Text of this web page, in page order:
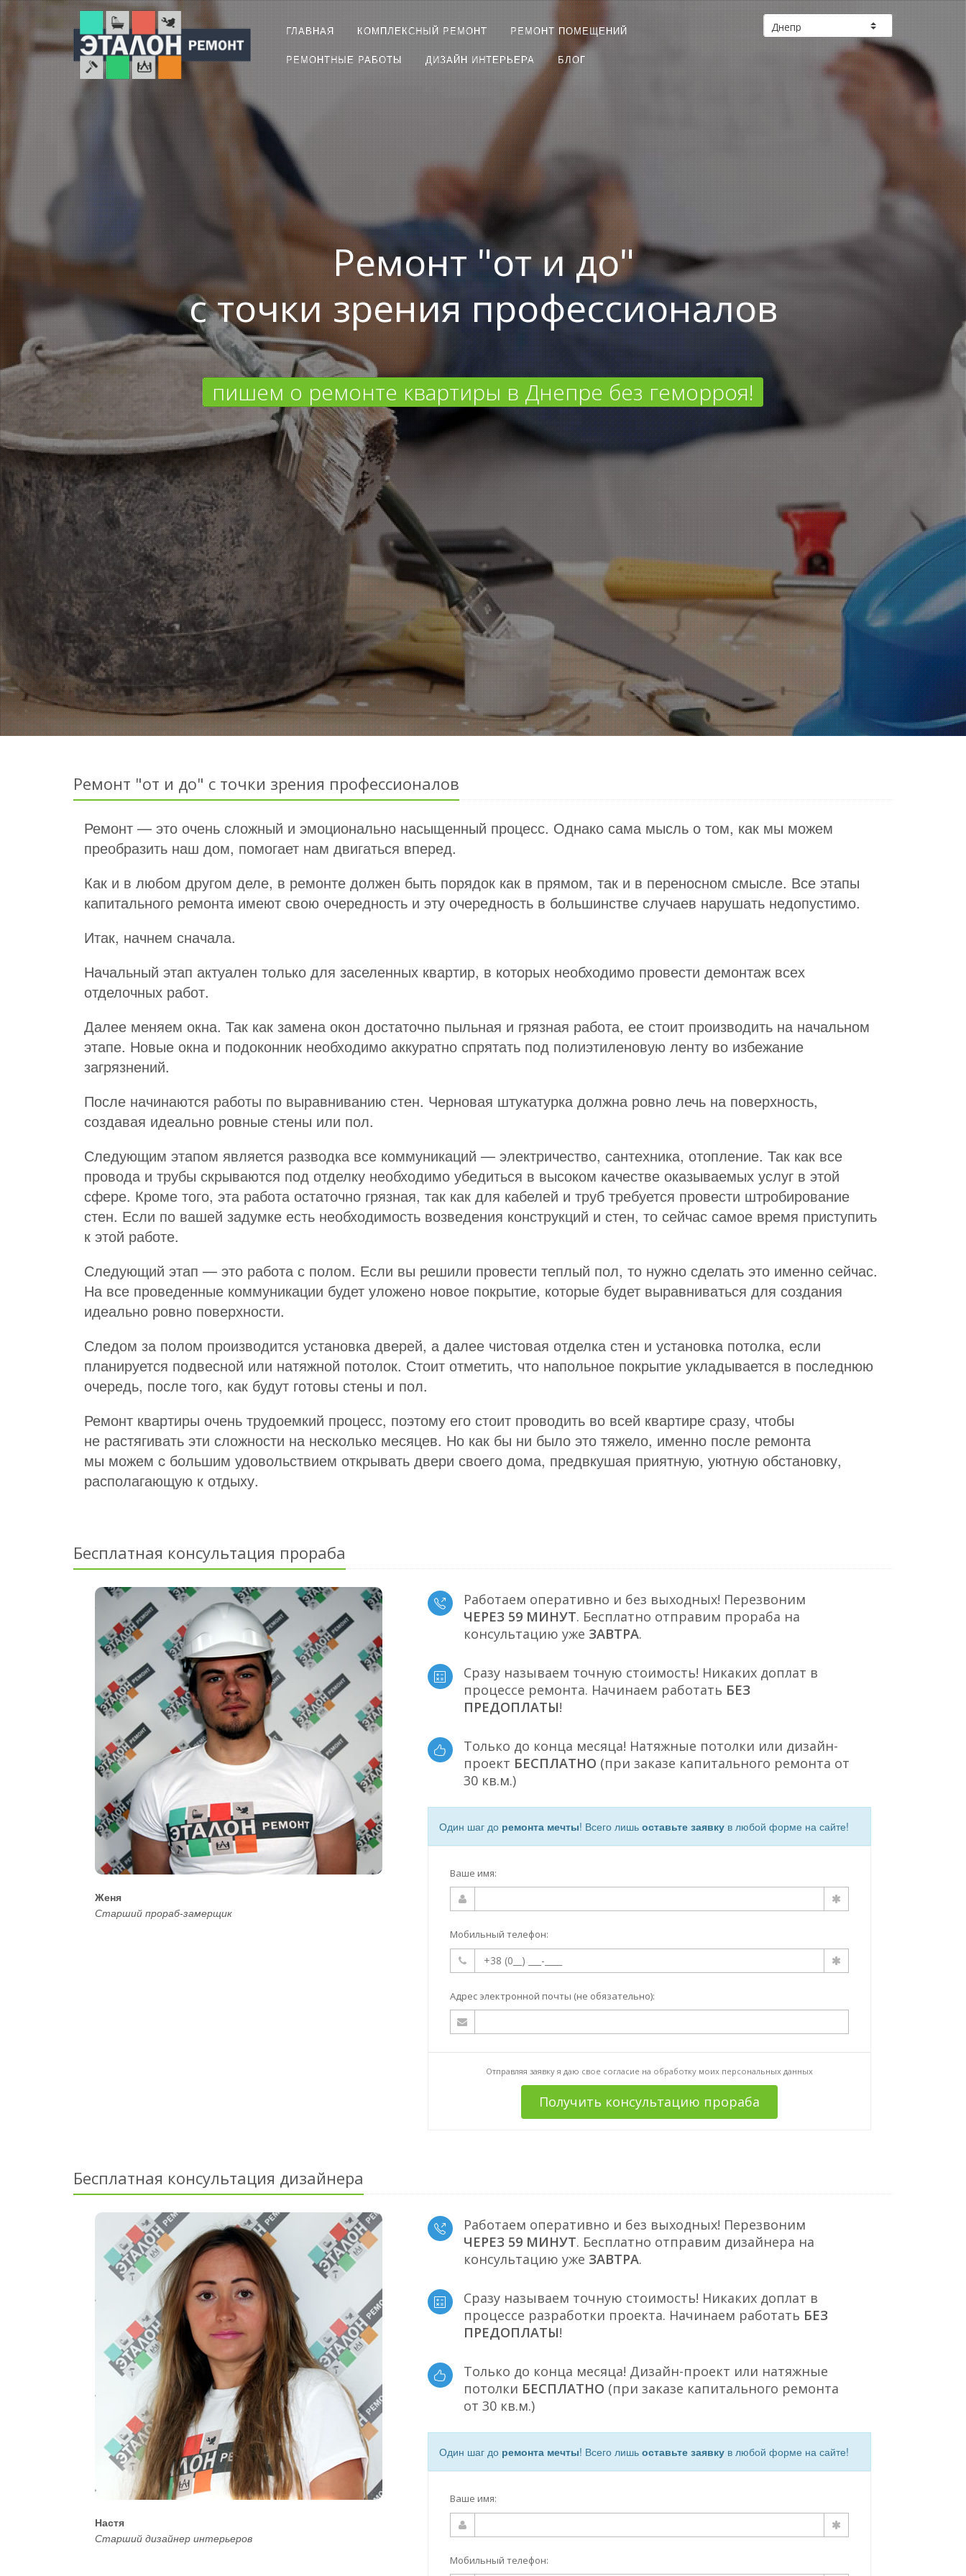
ГЛАВНАЯ КОМПЛЕКСНЫЙ РЕМОНТ РЕМОНТ ПОМЕЩЕНИЙ
РЕМОНТНЫЕ РАБОТЫ ДИЗАЙН ИНТЕРЬЕРА БЛОГ
Ремонт "от и до"
с точки зрения профессионалов
пишем о ремонте квартиры в Днепре без геморроя!
Ремонт "от и до" с точки зрения профессионалов
Ремонт — это очень сложный и эмоционально насыщенный процесс. Однако сама мысль о том, как мы можем
преобразить наш дом, помогает нам двигаться вперед.
Как и в любом другом деле, в ремонте должен быть порядок как в прямом, так и в переносном смысле. Все этапы
капитального ремонта имеют свою очередность и эту очередность в большинстве случаев нарушать недопустимо.
Итак, начнем сначала.
Начальный этап актуален только для заселенных квартир, в которых необходимо провести демонтаж всех
отделочных работ.
Далее меняем окна. Так как замена окон достаточно пыльная и грязная работа, ее стоит производить на начальном
этапе. Новые окна и подоконник необходимо аккуратно спрятать под полиэтиленовую ленту во избежание
загрязнений.
После начинаются работы по выравниванию стен. Черновая штукатурка должна ровно лечь на поверхность,
создавая идеально ровные стены или пол.
Следующим этапом является разводка все коммуникаций — электричество, сантехника, отопление. Так как все
провода и трубы скрываются под отделку необходимо убедиться в высоком качестве оказываемых услуг в этой
сфере. Кроме того, эта работа остаточно грязная, так как для кабелей и труб требуется провести штробирование
стен. Если по вашей задумке есть необходимость возведения конструкций и стен, то сейчас самое время приступить
к этой работе.
Следующий этап — это работа с полом. Если вы решили провести теплый пол, то нужно сделать это именно сейчас.
На все проведенные коммуникации будет уложено новое покрытие, которые будет выравниваться для создания
идеально ровно поверхности.
Следом за полом производится установка дверей, а далее чистовая отделка стен и установка потолка, если
планируется подвесной или натяжной потолок. Стоит отметить, что напольное покрытие укладывается в последнюю
очередь, после того, как будут готовы стены и пол.
Ремонт квартиры очень трудоемкий процесс, поэтому его стоит проводить во всей квартире сразу, чтобы
не растягивать эти сложности на несколько месяцев. Но как бы ни было это тяжело, именно после ремонта
мы можем c большим удовольствием открывать двери своего дома, предвкушая приятную, уютную обстановку,
располагающую к отдыху.
Бесплатная консультация прораба
Женя
Старший прораб-замерщик
Работаем оперативно и без выходных! Перезвоним
ЧЕРЕЗ 59 МИНУТ. Бесплатно отправим прораба на
консультацию уже ЗАВТРА.
Сразу называем точную стоимость! Никаких доплат в
процессе ремонта. Начинаем работать БЕЗ
ПРЕДОПЛАТЫ!
Только до конца месяца! Натяжные потолки или дизайн-
проект БЕСПЛАТНО (при заказе капитального ремонта от
30 кв.м.)
Один шаг до ремонта мечты! Всего лишь оставьте заявкув любой форме на сайте!
Ваше имя:
Мобильный телефон:
Адрес электронной почты (не обязательно):
Отправляя заявку я даю свое согласие на обработку моих персональных данных
Получить консультацию прораба
Бесплатная консультация дизайнера
Настя
Старший дизайнер интерьеров
Работаем оперативно и без выходных! Перезвоним
ЧЕРЕЗ 59 МИНУТ. Бесплатно отправим дизайнера на
консультацию уже ЗАВТРА.
Сразу называем точную стоимость! Никаких доплат в
процессе разработки проекта. Начинаем работать БЕЗ
ПРЕДОПЛАТЫ!
Только до конца месяца! Дизайн-проект или натяжные
потолки БЕСПЛАТНО (при заказе капитального ремонта
от 30 кв.м.)
Один шаг до ремонта мечты! Всего лишь оставьте заявкув любой форме на сайте!
Ваше имя:
Мобильный телефон: